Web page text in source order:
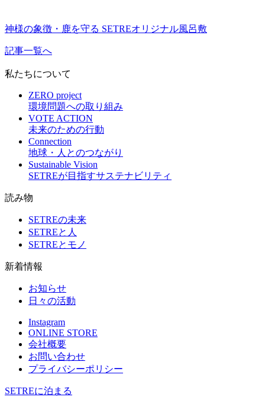
神様の象徴・鹿を守る SETREオリジナル風呂敷
記事一覧へ
私たちについて
ZERO project
環境問題への取り組み
VOTE ACTION
未来のための行動
Connection
地球・人とのつながり
Sustainable Vision
SETREが目指すサステナビリティ
読み物
SETREの未来
SETREと人
SETREとモノ
新着情報
お知らせ
日々の活動
Instagram
ONLINE STORE
会社概要
お問い合わせ
プライバシーポリシー
SETREに泊まる